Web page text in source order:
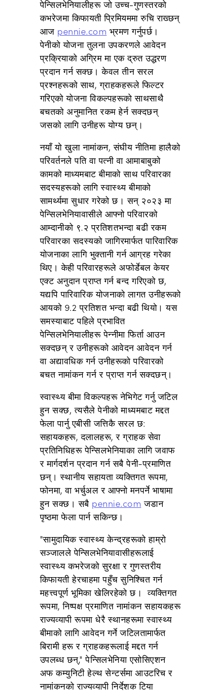
पेन्सिलभेनियालीहरू जो उच्च-गुणस्तरको
कभरेजमा किफायती प्रिमियममा रुचि राख्छन्
आज pennie.com भ्रमण गर्नुपर्छ।
पेनीको योजना तुलना उपकरणले आवेदन
प्रक्रियाको अग्रिम मा एक द्रुत उद्धरण
प्रदान गर्न सक्छ। केवल तीन सरल
प्रश्नहरूको साथ, ग्राहकहरूले फिल्टर
गरिएको योजना विकल्पहरूको साथसाथै
बचतको अनुमानित रकम हेर्न सक्दछन्
जसको लागि उनीहरू योग्य छन्।
नयाँ यो खुला नामांकन, संघीय नीतिमा हालैको
परिवर्तनले पति वा पत्नी वा आमाबाबुको
कामको माध्यमबाट बीमाको साथ परिवारका
सदस्यहरूको लागि स्वास्थ्य बीमाको
सामर्थ्यमा सुधार गरेको छ। सन् २०२३ मा
पेन्सिलभेनियावासीले आफ्नो परिवारको
आम्दानीको ९.२ प्रतिशतभन्दा बढी रकम
परिवारका सदस्यको जागिरमार्फत पारिवारिक
योजनाका लागि भुक्तानी गर्न आग्रह गरेका
थिए। केही परिवारहरूले अफोर्डेबल केयर
एक्ट अनुदान प्राप्त गर्न बन्द गरिएको छ,
यद्यपि पारिवारिक योजनाको लागत उनीहरूको
आयको 9.2 प्रतिशत भन्दा बढी थियो। यस
समस्याबाट पहिले प्रभावित
पेन्सिलभेनियालीहरू पेन्नीमा फिर्ता आउन
सक्दछन् र उनीहरूको आवेदन आवेदन गर्न
वा अद्यावधिक गर्न उनीहरूको परिवारको
बचत नामांकन गर्न र प्राप्त गर्न सक्दछन्।
स्वास्थ्य बीमा विकल्पहरू नेभिगेट गर्नु जटिल
हुन सक्छ, त्यसैले पेनीको माध्यमबाट मद्दत
फेला पार्नु एबीसी जत्तिकै सरल छ:
सहायकहरू, दलालहरू, र ग्राहक सेवा
प्रतिनिधिहरू पेन्सिलभेनियाका लागि जवाफ
र मार्गदर्शन प्रदान गर्न सबै पेनी-प्रमाणित
छन्। स्थानीय सहायता व्यक्तिगत रूपमा,
फोनमा, वा भर्चुअल र आफ्नो मनपर्ने भाषामा
हुन सक्छ। सबै pennie.com जडान
पृष्ठमा फेला पार्न सकिन्छ।
"सामुदायिक स्वास्थ्य केन्द्रहरूको हाम्रो
सञ्जालले पेन्सिलभेनियावासीहरूलाई
स्वास्थ्य कभरेजको सुरक्षा र गुणस्तरीय
किफायती हेरचाहमा पहुँच सुनिश्चित गर्न
महत्त्वपूर्ण भूमिका खेलिरहेको छ। व्यक्तिगत
रूपमा, निष्पक्ष प्रमाणित नामांकन सहायकहरू
राज्यव्यापी रूपमा धेरै स्थानहरूमा स्वास्थ्य
बीमाको लागि आवेदन गर्ने जटिलतामार्फत
बिरामी हरू र ग्राहकहरूलाई मद्दत गर्न
उपलब्ध छन्," पेन्सिलभेनिया एसोसिएशन
अफ कम्युनिटी हेल्थ सेन्टर्समा आउटरिच र
नामांकनको राज्यव्यापी निर्देशक टिया